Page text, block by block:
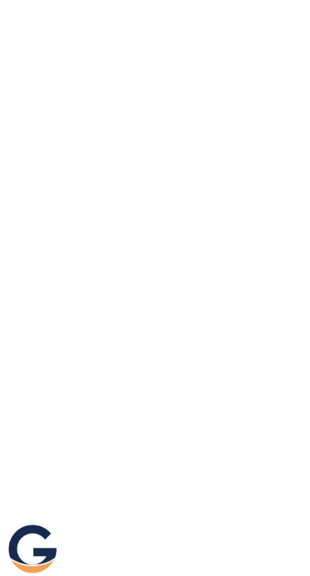
GRAFIKEO.PL